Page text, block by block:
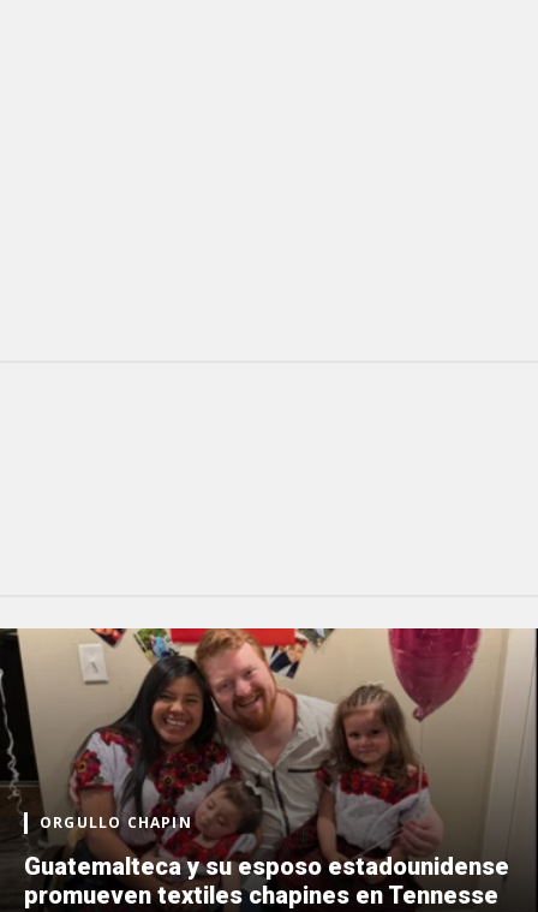
ORGULLO CHAPIN
Guatemalteca y su esposo estadounidense
promueven textiles chapines en Tennesse